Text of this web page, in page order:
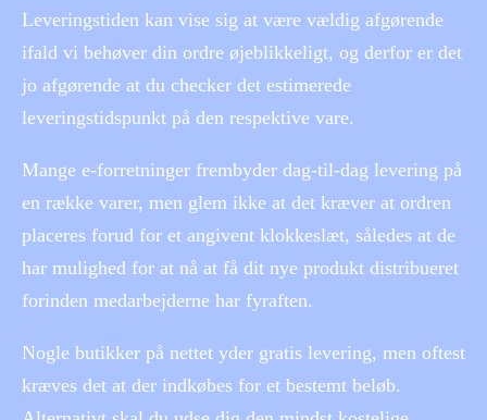
Leveringstiden kan vise sig at være vældig afgørende
ifald vi behøver din ordre øjeblikkeligt, og derfor er det
jo afgørende at du checker det estimerede
leveringstidspunkt på den respektive vare.
Mange e-forretninger frembyder dag-til-dag levering på
en række varer, men glem ikke at det kræver at ordren
placeres forud for et angivent klokkeslæt, således at de
har mulighed for at nå at få dit nye produkt distribueret
forinden medarbejderne har fyraften.
Nogle butikker på nettet yder gratis levering, men oftest
kræves det at der indkøbes for et bestemt beløb.